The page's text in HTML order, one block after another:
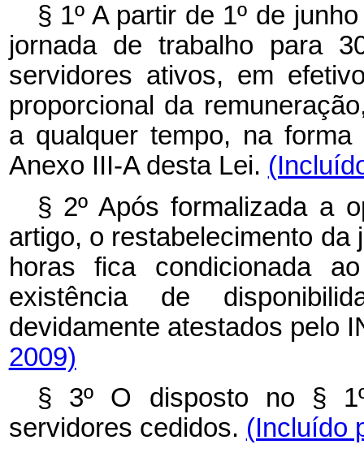
§ 1º A partir de 1º de
jornada de trabalho para
servidores ativos, em
proporcional da
a qualquer tempo, na
Anexo III-A desta Lei.
§ 2º Após formalizada a
artigo, o restabelecimento da
horas fica condicionada
existência de
devidamente atestados pelo
2009)
§ 3º O disposto no §
servidores cedidos. (Incluído